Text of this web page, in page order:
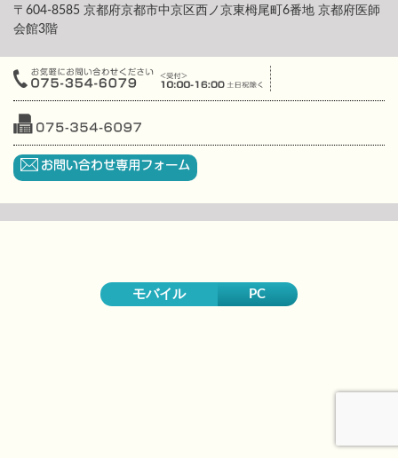
〒604-8585 京都府京都市中京区西ノ京東栂尾町6番地 京都府医師
会館3階
モバイル PC